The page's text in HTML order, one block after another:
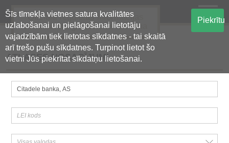
Šīs tīmekļa vietnes satura kvalitātes
uzlabošanai un pielāgošanai lietotāju
vajadzībām tiek lietotas sīkdatnes - tai skaitā
arī trešo pušu sīkdatnes. Turpinot lietot šo
vietni Jūs piekrītat sīkdatņu lietošanai.
Piekrītu
Oficiālā regulētās informācijas
centralizētā glabāšanas sistēma
ATLASES NOSACĪJUMI